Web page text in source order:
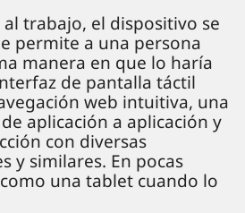
trabajo, el dispositivo se
permite a una persona
manera en que lo haría
de pantalla táctil
web intuitiva, una
aplicación a aplicación y
con diversas
y similares. En pocas
una tablet cuando lo